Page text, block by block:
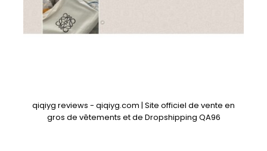
qiqiyg reviews - qiqiyg.com | Site officiel de vente en
gros de vêtements et de Dropshipping QA96